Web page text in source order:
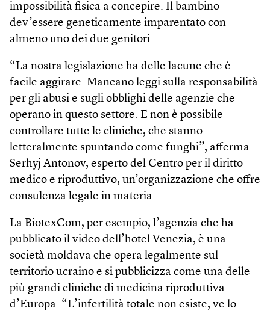
impossibilità fisica a concepire. Il bambino
dev’essere geneticamente imparentato con
almeno uno dei due genitori.
“La nostra legislazione ha delle lacune che è
facile aggirare. Mancano leggi sulla responsabilità
per gli abusi e sugli obblighi delle agenzie che
operano in questo settore. E non è possibile
controllare tutte le cliniche, che stanno
letteralmente spuntando come funghi”, afferma
Serhyj Antonov, esperto del Centro per il diritto
medico e riproduttivo, un’organizzazione che offre
consulenza legale in materia.
La BiotexCom, per esempio, l’agenzia che ha
pubblicato il video dell’hotel Venezia, è una
società moldava che opera legalmente sul
territorio ucraino e si pubblicizza come una delle
più grandi cliniche di medicina riproduttiva
d’Europa. “L’infertilità totale non esiste, ve lo